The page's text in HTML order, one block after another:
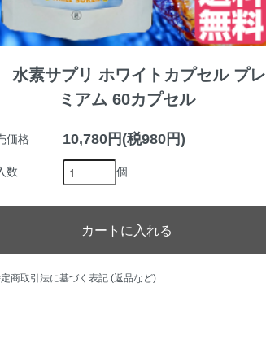
水素サプリ ホワイトカプセル プレ
ミアム 60カプセル
価格 10,780円(税980円)
数 個
商取引法に基づく表記 (返品など)